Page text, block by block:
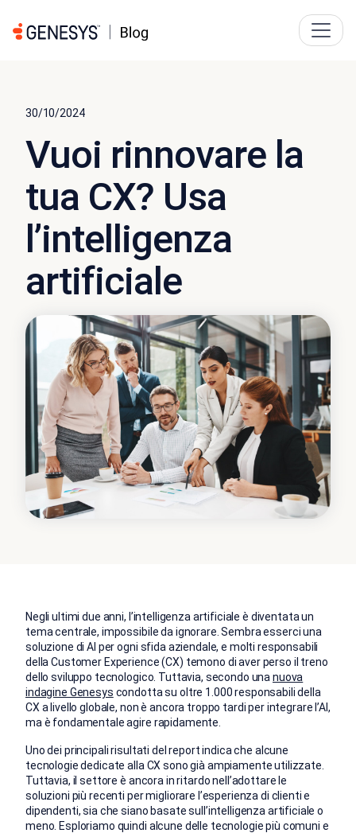
30/10/2024
Vuoi rinnovare la
tua CX? Usa
l’intelligenza
artificiale
Negli ultimi due anni, l’intelligenza artificiale è diventata un
tema centrale, impossibile da ignorare. Sembra esserci una
soluzione di AI per ogni sfida aziendale, e molti responsabili
della Customer Experience (CX) temono di aver perso il treno
dello sviluppo tecnologico. Tuttavia, secondo una nuova
indagine Genesys condotta su oltre 1.000 responsabili della
CX a livello globale, non è ancora troppo tardi per integrare l’AI,
ma è fondamentale agire rapidamente.
Uno dei principali risultati del report indica che alcune
tecnologie dedicate alla CX sono già ampiamente utilizzate.
Tuttavia, il settore è ancora in ritardo nell’adottare le
soluzioni più recenti per migliorare l’esperienza di clienti e
dipendenti, sia che siano basate sull’intelligenza artificiale o
meno. Esploriamo quindi alcune delle tecnologie più comuni e